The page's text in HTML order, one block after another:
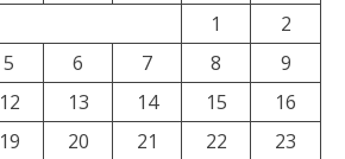
1
2
5 6 7 8
9
12 13 14 15
16
19 20 21 22
23